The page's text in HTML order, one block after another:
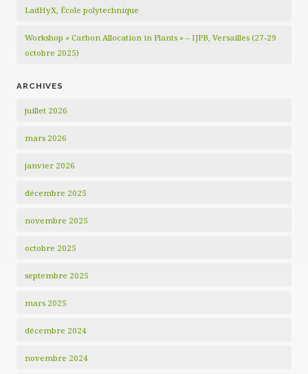
LadHyX, École polytechnique
Workshop « Carbon Allocation in Plants » – IJPB, Versailles (27-29
octobre 2025)
ARCHIVES
juillet 2026
mars 2026
janvier 2026
décembre 2025
novembre 2025
octobre 2025
septembre 2025
mars 2025
décembre 2024
novembre 2024